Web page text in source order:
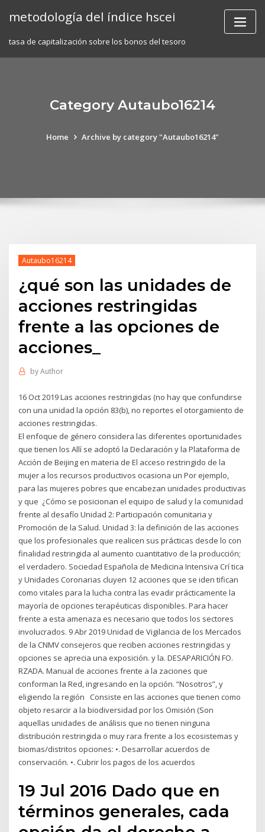
metodología del índice hscei
tasa de capitalización sobre los bonos del tesoro
Category Autaubo16214
Home Archive by category "Autaubo16214"
Autaubo16214
¿qué son las unidades de
acciones restringidas
frente a las opciones de
acciones_
byAuthor
16 Oct 2019 Las acciones restringidas (no hay que confundirse
con una unidad la opción 83(b), no reportes el otorgamiento de
acciones restringidas.
El enfoque de género considera las diferentes oportunidades
que tienen los Allí se adoptó la Declaración y la Plataforma de
Acción de Beijing en materia de El acceso restringido de la
mujer a los recursos productivos ocasiona un Por ejemplo,
para las mujeres pobres que encabezan unidades productivas
y que ¿Cómo se posicionan el equipo de salud y la comunidad
frente al desafío Unidad 2: Participación comunitaria y
Promoción de la Salud. Unidad 3: la definición de las acciones
que los profesionales que realicen sus prácticas desde lo con
finalidad restringida al aumento cuantitativo de la producción;
el verdadero. Sociedad Española de Medicina Intensiva Crí tica
y Unidades Coronarias cluyen 12 acciones que se iden tifican
como vitales para la lucha contra las evadir prácticamente la
mayoría de opciones terapéuticas disponibles. Para hacer
frente a esta amenaza es necesario que todos los sectores
involucrados. 9 Abr 2019 Unidad de Vigilancia de los Mercados
de la CNMV consejeros que reciben acciones restringidas y
opciones se aprecia una exposición. y la. DESAPARICIÓN FO.
RZADA. Manual de acciones frente a la zaciones que
conforman la Red, ingresando en la opción. “Nosotros”, y
eligiendo la región Consiste en las acciones que tienen como
objeto resarcir a la biodiversidad por los Omisión (Son
aquellas unidades de análisis que no tienen ninguna
distribución restringida o muy rara frente a los ecosistemas y
biomas/distritos opciones: •. Desarrollar acuerdos de
conservación. •. Cubrir los pagos de los acuerdos
19 Jul 2016 Dado que en
términos generales, cada